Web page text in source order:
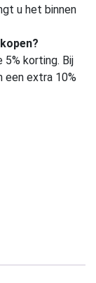
u het binnen
5% korting. Bij
een extra 10%